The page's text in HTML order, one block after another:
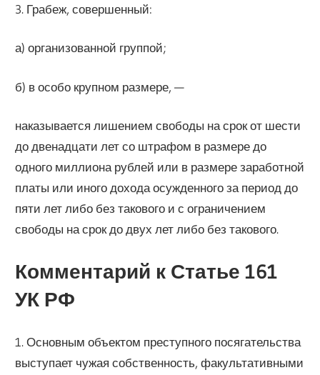
3. Грабеж, совершенный:
а) организованной группой;
б) в особо крупном размере, —
наказывается лишением свободы на срок от шести
до двенадцати лет со штрафом в размере до
одного миллиона рублей или в размере заработной
платы или иного дохода осужденного за период до
пяти лет либо без такового и с ограничением
свободы на срок до двух лет либо без такового.
Комментарий к Статье 161
УК РФ
1. Основным объектом преступного посягательства
выступает чужая собственность, факультативными